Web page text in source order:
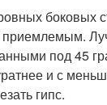
боковых
приемлемым.
под 45
и с
гипс.